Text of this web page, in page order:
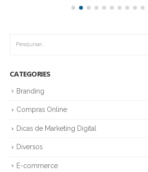
CATEGORIES
Branding
Compras Online
Dicas de Marketing Digital
Diversos
E-commerce